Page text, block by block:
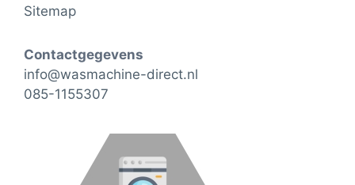
Sitemap
Contactgegevens
info@wasmachine-direct.nl
085-1155307